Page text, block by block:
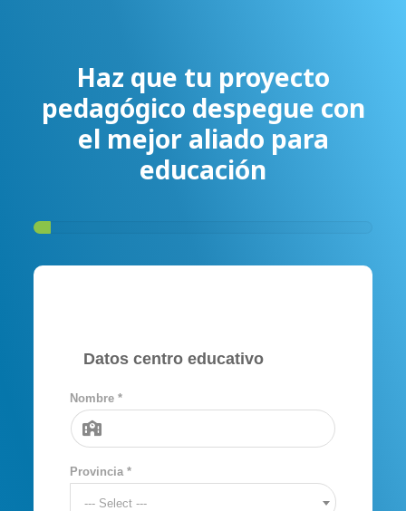
Haz que tu proyecto
pedagógico despegue con
el mejor aliado para
educación
Datos centro educativo
Nombre *
Provincia *
--- Select ---